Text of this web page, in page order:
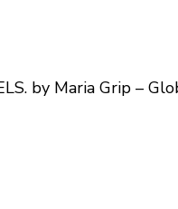
by Maria Grip –